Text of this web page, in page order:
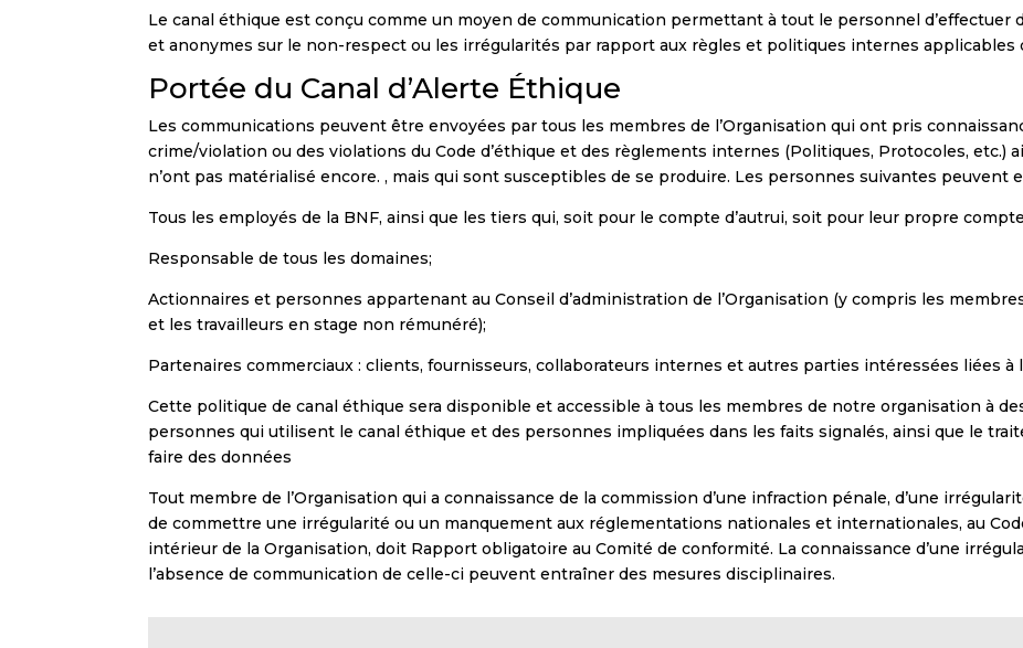
Le canal éthique est conçu comme un moyen de communication permettant à tout le personnel d’effectuer
et anonymes sur le non-respect ou les irrégularités par rapport aux règles et politiques internes applicables
Portée du Canal d’Alerte Éthique
Les communications peuvent être envoyées par tous les membres de l’Organisation qui ont pris
crime/violation ou des violations du Code d’éthique et des règlements internes (Politiques, Protocoles, etc.)
n’ont pas matérialisé encore. , mais qui sont susceptibles de se produire. Les personnes suivantes peuvent
Tous les employés de la BNF, ainsi que les tiers qui, soit pour le compte d’autrui, soit pour leur propre
Responsable de tous les domaines;
Actionnaires et personnes appartenant au Conseil d’administration de l’Organisation (y compris les
et les travailleurs en stage non rémunéré);
Partenaires commerciaux : clients, fournisseurs, collaborateurs internes et autres parties intéressées liées à
Cette politique de canal éthique sera disponible et accessible à tous les membres de notre organisation à
personnes qui utilisent le canal éthique et des personnes impliquées dans les faits signalés, ainsi que le
faire des données
Tout membre de l’Organisation qui a connaissance de la commission d’une infraction pénale, d’une
de commettre une irrégularité ou un manquement aux réglementations nationales et internationales, au
intérieur de la Organisation, doit Rapport obligatoire au Comité de conformité. La connaissance d’une
l’absence de communication de celle-ci peuvent entraîner des mesures disciplinaires.